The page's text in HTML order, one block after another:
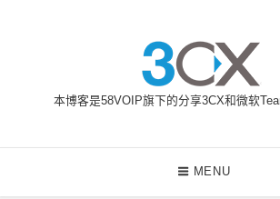
58VOIP企业通信博客
本博客是58VOIP旗下的分享3CX和微软
MENU